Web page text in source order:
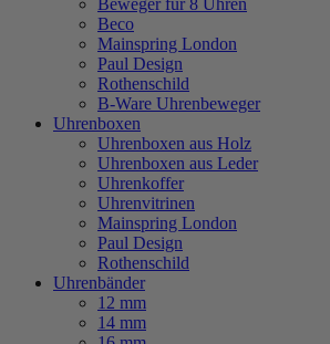
Beweger für 8 Uhren
Beco
Mainspring London
Paul Design
Rothenschild
B-Ware Uhrenbeweger
Uhrenboxen
Uhrenboxen aus Holz
Uhrenboxen aus Leder
Uhrenkoffer
Uhrenvitrinen
Mainspring London
Paul Design
Rothenschild
Uhrenbänder
12 mm
14 mm